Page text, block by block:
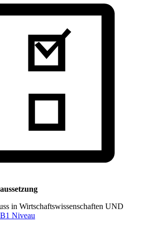
in Wirtschaftswissenschaften UND
Niveau